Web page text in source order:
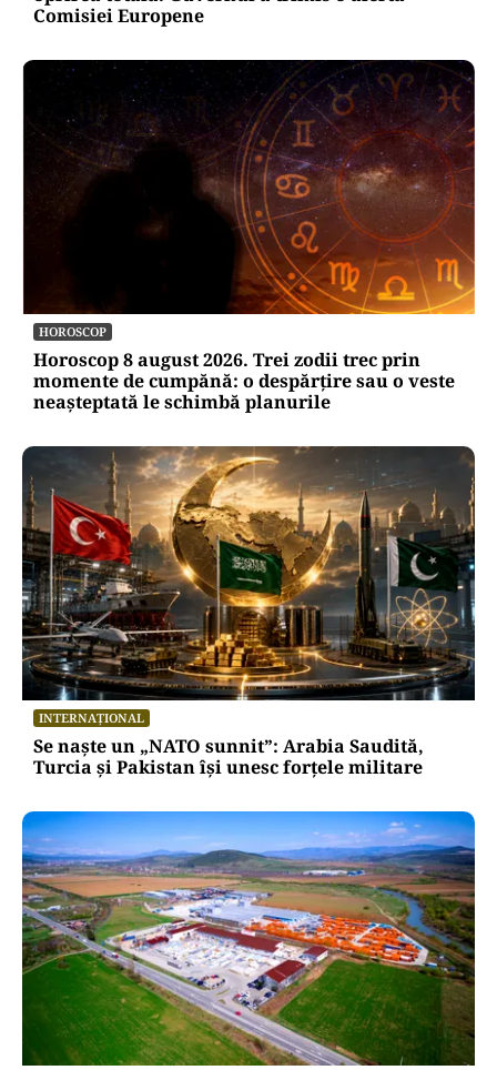
Comisiei Europene
HOROSCOP
Horoscop 8 august 2026. Trei zodii trec prin
momente de cumpănă: o despărțire sau o veste
neașteptată le schimbă planurile
INTERNAȚIONAL
Se naște un „NATO sunnit”: Arabia Saudită,
Turcia și Pakistan își unesc forțele militare